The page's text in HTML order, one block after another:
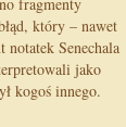
który – nawet
Senechala
jako
kogoś innego.